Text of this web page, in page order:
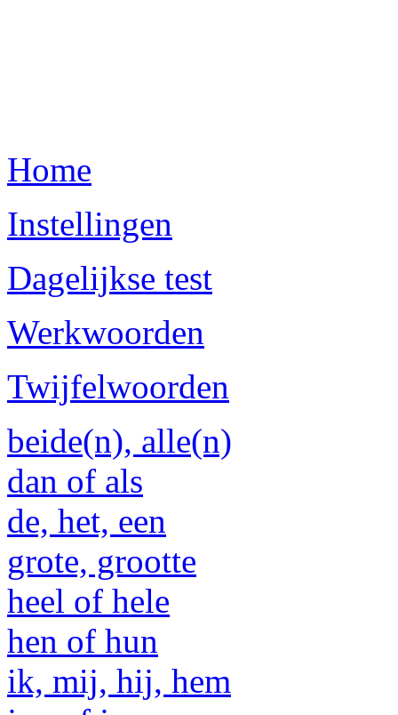
Home
Instellingen
Dagelijkse test
Werkwoorden
Twijfelwoorden
beide(n), alle(n)
dan of als
de, het, een
grote, grootte
heel of hele
hen of hun
ik, mij, hij, hem